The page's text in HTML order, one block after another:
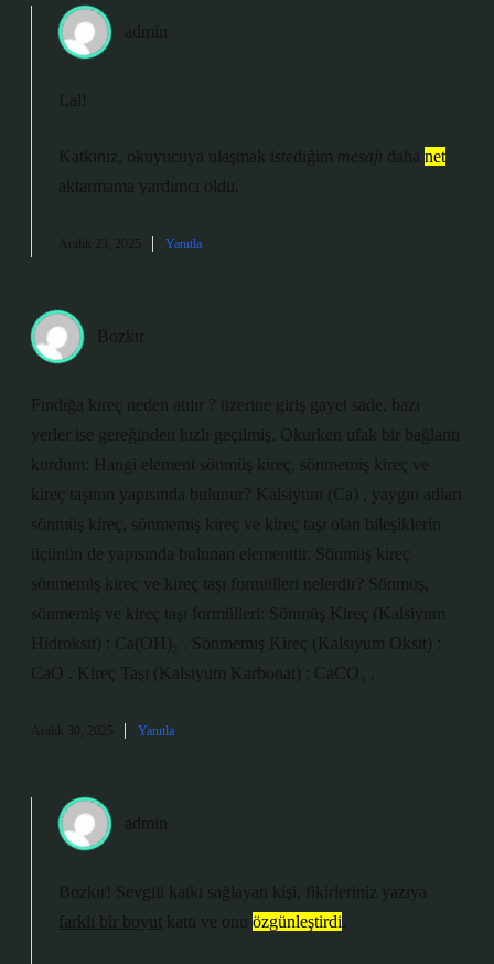
admin
Lal!
Katkınız, okuyucuya ulaşmak istediğim mesajı daha net
aktarmama yardımcı oldu.
Aralık 23, 2025 Yanıtla
Bozkır
Fındığa kireç neden atılır ? üzerine giriş gayet sade, bazı
yerler ise gereğinden hızlı geçilmiş. Okurken ufak bir bağlantı
kurdum: Hangi element sönmüş kireç, sönmemiş kireç ve
kireç taşının yapısında bulunur? Kalsiyum (Ca) , yaygın adları
sönmüş kireç, sönmemiş kireç ve kireç taşı olan bileşiklerin
üçünün de yapısında bulunan elementtir. Sönmüş kireç
sönmemiş kireç ve kireç taşı formülleri nelerdir? Sönmüş,
sönmemiş ve kireç taşı formülleri: Sönmüş Kireç (Kalsiyum
Hidroksit) : Ca(OH)₂ . Sönmemiş Kireç (Kalsiyum Oksit) :
CaO . Kireç Taşı (Kalsiyum Karbonat) : CaCO₃ .
Aralık 30, 2025 Yanıtla
admin
Bozkır! Sevgili katkı sağlayan kişi, fikirleriniz yazıya
farklı bir boyut kattı ve onu özgünleştirdi